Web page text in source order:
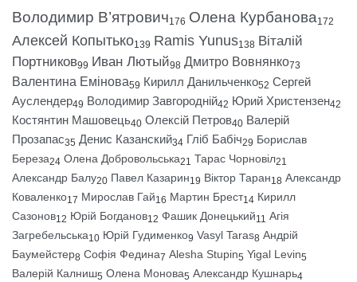
Володимир В’ятрович176 Олена Курбанова172
Алексей Копытько139 Ramis Yunus138 Віталій
Портников99 Иван Лютый98 Дмитро Вовнянко73
Валентина Емінова59 Кирилл Данильченко52 Сергей
Ауслендер49 Володимир Завгородній42 Юрий Христензен42
Костянтин Машовець40 Олексій Петров40 Валерій
Прозапас35 Денис Казанский34 Гліб Бабіч29 Борислав
Береза24 Олена Добровольська21 Тарас Чорновіл21
Александр Балу20 Павел Казарин19 Віктор Таран18 Александр
Коваленко17 Мирослав Гай16 Мартин Брест14 Кирилл
Сазонов12 Юрій Богданов12 Фашик Донецький11 Агія
Загребельська10 Юрій Гудименко9 Vasyl Taras8 Андрій
Баумейстер8 Софія Федина7 Alesha Stupin5 Yigal Levin5
Валерій Калниш5 Олена Монова5 Александр Кушнарь4